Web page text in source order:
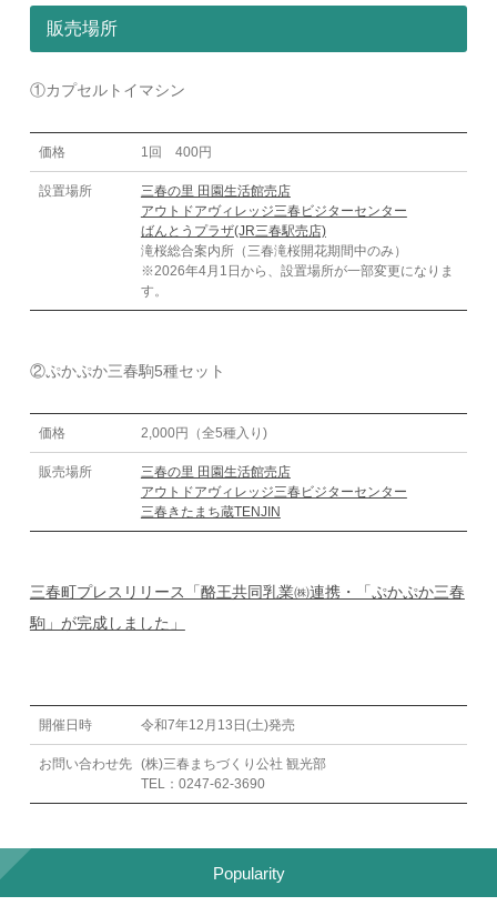
販売場所
①カプセルトイマシン
価格 1回 400円
設置場所
三春の里 田園生活館売店
アウトドアヴィレッジ三春ビジターセンター
ばんとうプラザ(JR三春駅売店)
滝桜総合案内所（三春滝桜開花期間中のみ）
※2026年4月1日から、設置場所が一部変更になりま
す。
②ぷかぷか三春駒5種セット
価格 2,000円（全5種入り)
販売場所
三春の里 田園生活館売店
アウトドアヴィレッジ三春ビジターセンター
三春きたまち蔵TENJIN
三春町プレスリリース「酪王共同乳業㈱連携・「ぷかぷか三春
駒」が完成しました」
開催日時 令和7年12月13日(土)発売
お問い合わせ先 (株)三春まちづくり公社 観光部
TEL：0247-62-3690
Popularity